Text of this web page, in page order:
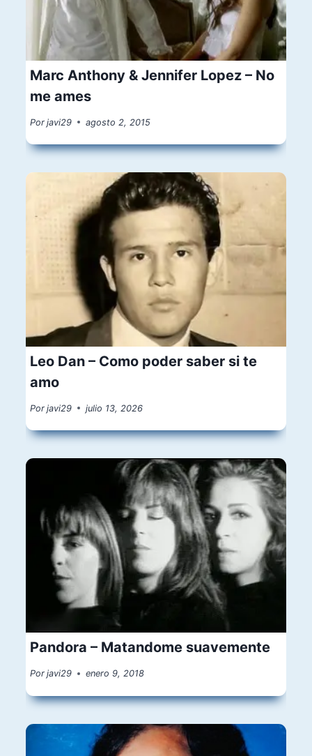
Marc Anthony & Jennifer Lopez – No
me ames
Por javi29 agosto 2, 2015
Leo Dan – Como poder saber si te
amo
Por javi29 julio 13, 2026
Pandora – Matandome suavemente
Por javi29 enero 9, 2018